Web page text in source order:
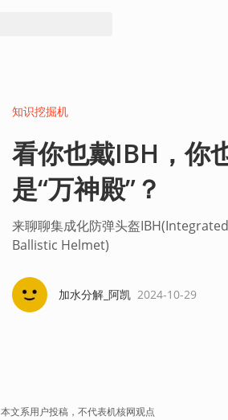
知识挖掘机
看你也戴IBH，你
是“万神殿”？
来聊聊集成化防弹头盔IBH(Integrated
Ballistic Helmet)
加水分解_阿凯 2024-10-29
本文系用户投稿，不代表机核网观点